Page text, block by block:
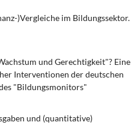
)Vergleiche im Bildungssektor.
und Gerechtigkeit"? Eine
Interventionen der deutschen
"Bildungsmonitors"
und (quantitative)